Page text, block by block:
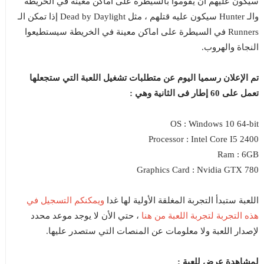
والـ Hunter سيكون عليه قتلهم ، مثل Dead by Daylight إذا تمكن الـ
Runners في السيطرة على اماكن معينة في الخريطة سيستطيعوا
النجاة والهروب.
تم الإعلان رسميا اليوم عن متطلبات تشغيل اللعبة التي ستجعلها
تعمل على 60 إطار فى الثانية وهي :
OS : Windows 10 64-bit
Processor : Intel Core I5 2400
Ram : 6GB
Graphics Card : Nvidia GTX 780
اللعبة ستبدأ التجربة المغلقة الأولية لها غدا
ويمكنكم التسجيل في
هذه التجربة لتجربة اللعبة من هنا ، حتي الأن لا يوجد موعد محدد
لإصدار اللعبة ولا معلومات عن المنصات التي ستصدر عليها.
لمشاهدة عرض للعبة :